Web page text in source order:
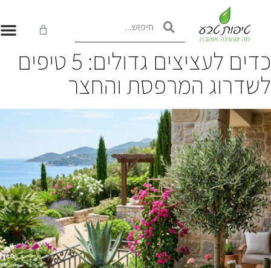
כדים לעציצים גדולים: 5 טיפים
המרפסת והחצר